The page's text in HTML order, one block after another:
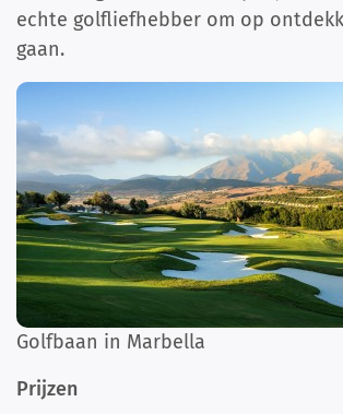
echte golfliefhebber om op
gaan.
Golfbaan in Marbella
Prijzen